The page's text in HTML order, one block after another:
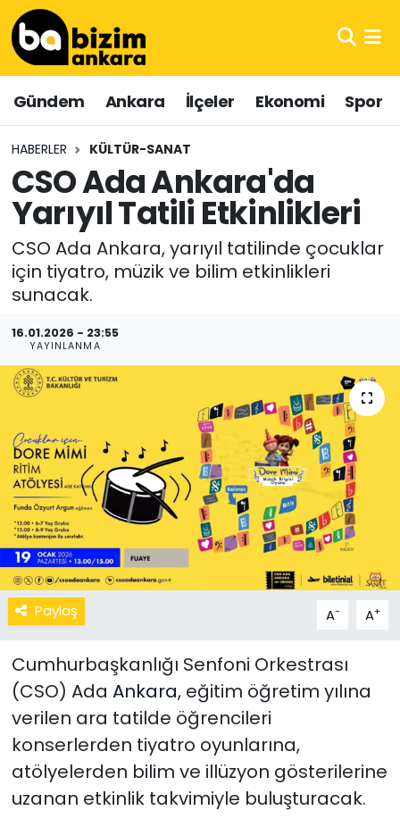
Gündem Ankara İlçeler Ekonomi Spor
HABERLER KÜLTÜR-SANAT
CSO Ada Ankara'da
Yarıyıl Tatili Etkinlikleri
CSO Ada Ankara, yarıyıl tatilinde çocuklar
için tiyatro, müzik ve bilim etkinlikleri
sunacak.
16.01.2026 - 23:55
YAYINLANMA
Paylaş A- A+
Cumhurbaşkanlığı Senfoni Orkestrası
(CSO) Ada Ankara, eğitim öğretim yılına
verilen ara tatilde öğrencileri
konserlerden tiyatro oyunlarına,
atölyelerden bilim ve illüzyon gösterilerine
uzanan etkinlik takvimiyle buluşturacak.
Hava Durumu
Trafik Durumu
Süper Lig Puan Durumu ve Fikstür
Tüm Manşetler
Son Dakika Haberleri
Haber Arşivi